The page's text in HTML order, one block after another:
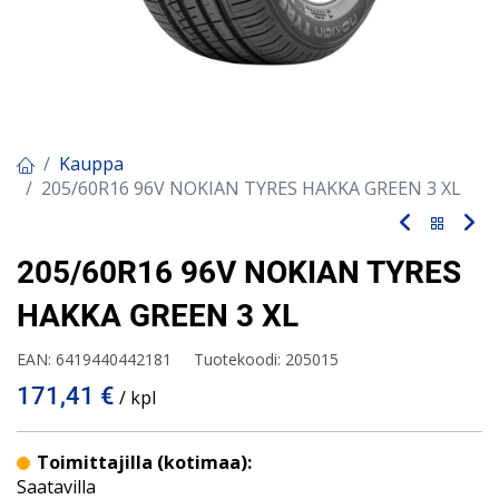
Kauppa
205/60R16 96V NOKIAN TYRES HAKKA GREEN 3 XL
205/60R16 96V NOKIAN TYRES
HAKKA GREEN 3 XL
EAN: 6419440442181 Tuotekoodi: 205015
171,41 € / kpl
Toimittajilla (kotimaa):
Saatavilla